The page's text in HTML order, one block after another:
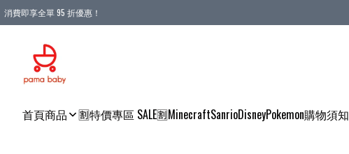
消費即享全單 95 折優惠！
首頁商品 🈹特價專區 SALE🈹MinecraftSanrioDisneyPokemon購物須知